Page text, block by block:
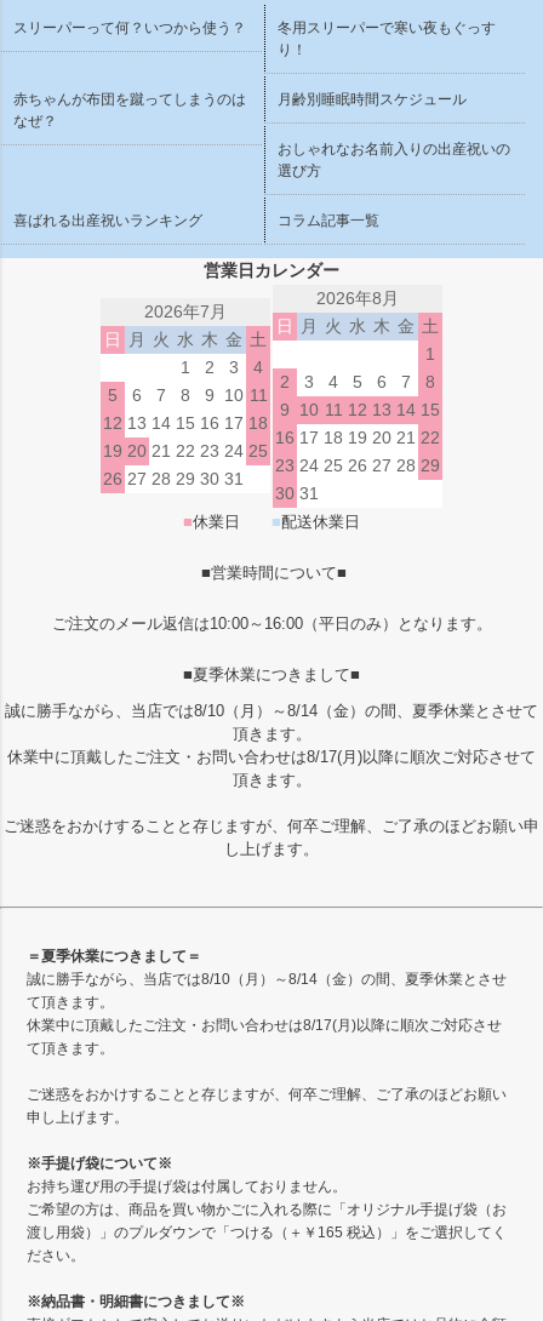
スリーパーって何？いつから使う？
冬用スリーパーで寒い夜もぐっす
り！
赤ちゃんが布団を蹴ってしまうのは
なぜ？
月齢別睡眠時間スケジュール
おしゃれなお名前入りの出産祝いの
選び方
喜ばれる出産祝いランキング コラム記事一覧
営業日カレンダー
2026年7月
日
月 火 水 木 金 土
1
2 3
4
5
6 7 8 9 10 11
12 13 14 15 16 17 18
19 20 21 22 23 24 25
26 27 28 29 30 31
2026年8月
日
月 火 水 木 金 土
1
2
3 4 5 6 7
8
9
10 11 12 13 14 15
16 17 18 19 20 21 22
23 24 25 26 27 28 29
30 31
■休業日 ■配送休業日
■営業時間について■
ご注文のメール返信は10:00～16:00（平日のみ）となります。
■夏季休業につきまして■
誠に勝手ながら、当店では8/10（月）～8/14（金）の間、夏季休業とさせて
頂きます。
休業中に頂戴したご注文・お問い合わせは8/17(月)以降に順次ご対応させて
頂きます。
ご迷惑をおかけすることと存じますが、何卒ご理解、ご了承のほどお願い申
し上げます。
＝夏季休業につきまして＝
誠に勝手ながら、当店では8/10（月）～8/14（金）の間、夏季休業とさせ
て頂きます。
休業中に頂戴したご注文・お問い合わせは8/17(月)以降に順次ご対応させ
て頂きます。
ご迷惑をおかけすることと存じますが、何卒ご理解、ご了承のほどお願い
申し上げます。
※手提げ袋について※
お持ち運び用の手提げ袋は付属しておりません。
ご希望の方は、商品を買い物かごに入れる際に「オリジナル手提げ袋（お
渡し用袋）」のプルダウンで「つける（＋￥165 税込）」をご選択してく
ださい。
※納品書・明細書につきまして※